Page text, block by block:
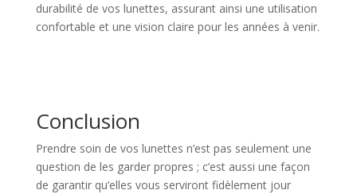
durabilité de vos lunettes, assurant ainsi une utilisation
confortable et une vision claire pour les années à venir.
Conclusion
Prendre soin de vos lunettes n’est pas seulement une
question de les garder propres ; c’est aussi une façon
de garantir qu’elles vous serviront fidèlement jour